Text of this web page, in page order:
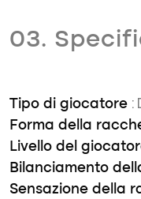
03.
Tipo di giocatore :
Forma della
Livello del
Bilanciamento
Sensazione della